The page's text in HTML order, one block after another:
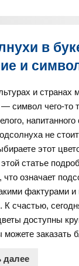
в
и
и странах
символ чего-то
не
этот
статье
что означает
фактурами и
К счастью,
доступны
можете заказать
далее